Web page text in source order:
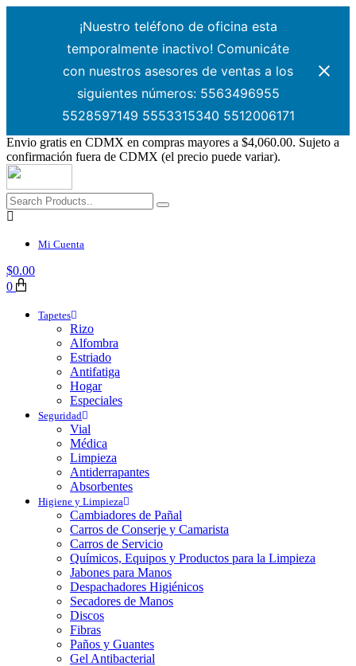
¡Nuestro teléfono de oficina esta
temporalmente inactivo! Comunicáte
con nuestros asesores de ventas a los
siguientes números: 5563496955
5528597149 5553315340 5512006171
Envio gratis en CDMX en compras mayores a $4,060.00. Sujeto a
confirmación fuera de CDMX (el precio puede variar).
Mi Cuenta
$0.00
0
Tapetes
Rizo
Alfombra
Estriado
Antifatiga
Hogar
Especiales
Seguridad
Vial
Médica
Limpieza
Antiderrapantes
Absorbentes
Higiene y Limpieza
Cambiadores de Pañal
Carros de Conserje y Camarista
Carros de Servicio
Químicos, Equipos y Productos para la Limpieza
Jabones para Manos
Despachadores Higiénicos
Secadores de Manos
Discos
Fibras
Paños y Guantes
Gel Antibacterial